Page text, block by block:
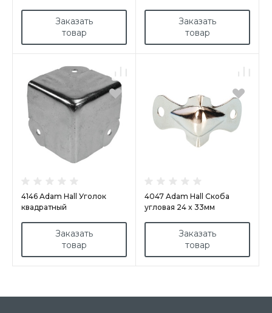
Заказать
товар
Заказать
товар
4146 Adam Hall Уголок
квадратный
Заказать
товар
4047 Adam Hall Скоба
угловая 24 x 33мм
Заказать
товар